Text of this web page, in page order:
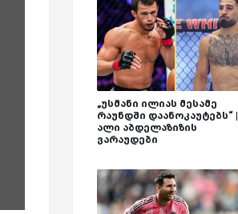
„უსმანი ილიას მესამე
რაუნდში დაანოკაუტებს“ |
ალი აბდელაზიზის
ვარაუდები